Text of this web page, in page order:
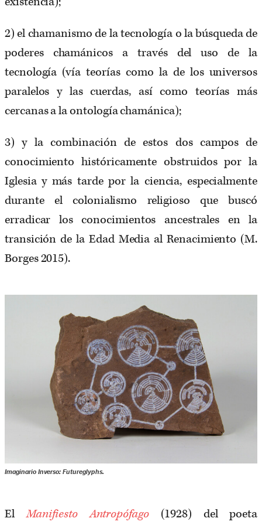
2) el chamanismo de la tecnología o la búsqueda de
poderes chamánicos a través del uso de la
tecnología (vía teorías como la de los universos
paralelos y las cuerdas, así como teorías más
cercanas a la ontología chamánica);
3) y la combinación de estos dos campos de
conocimiento históricamente obstruidos por la
Iglesia y más tarde por la ciencia, especialmente
durante el colonialismo religioso que buscó
erradicar los conocimientos ancestrales en la
transición de la Edad Media al Renacimiento (M.
Borges 2015).
Imaginario Inverso: Futureglyphs.
ElManifiesto Antropófago(1928) del poeta